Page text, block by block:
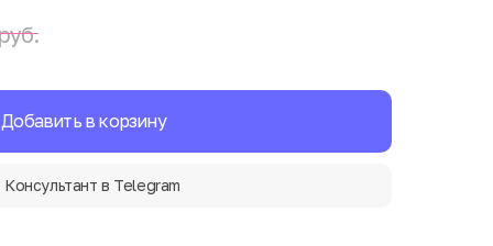
Добавить в корзину
Консультант в Telegram